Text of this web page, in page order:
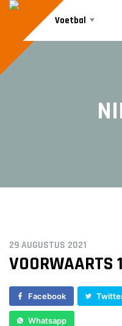
Voetbal
29 AUGUSTUS 2021
VOORWAARTS
Facebook
Whatsapp